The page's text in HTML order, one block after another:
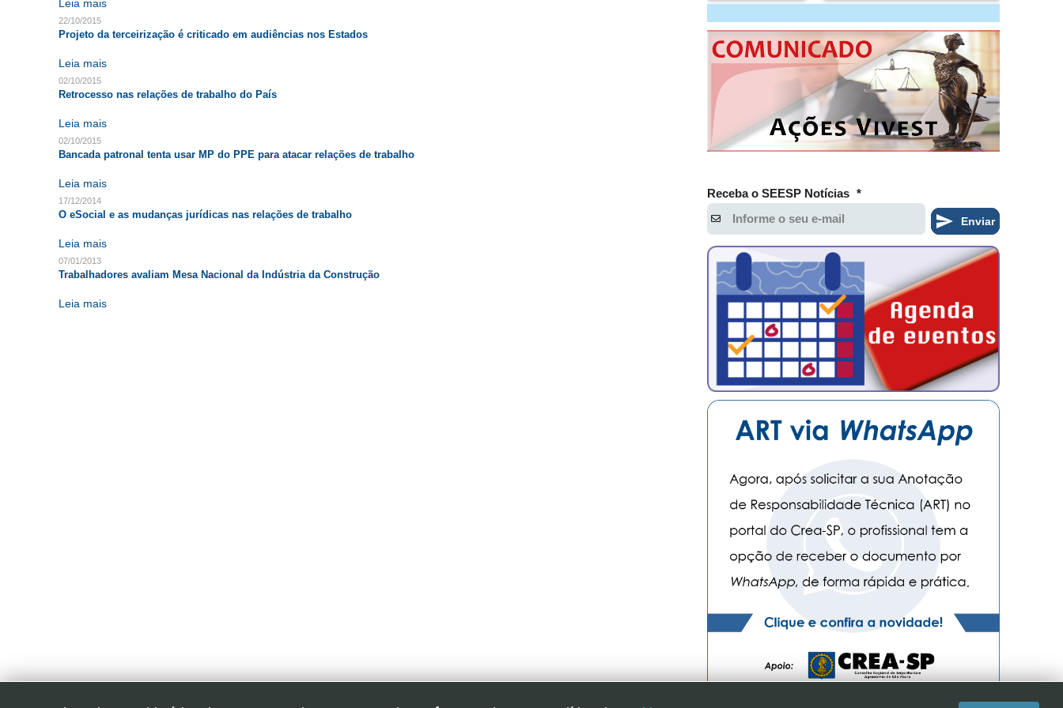
Leia mais
22/10/2015
Projeto da terceirização é criticado em audiências nos Estados
Leia mais
02/10/2015
Retrocesso nas relações de trabalho do País
Leia mais
02/10/2015
Bancada patronal tenta usar MP do PPE para atacar relações de trabalho
Leia mais
17/12/2014
O eSocial e as mudanças jurídicas nas relações de trabalho
Leia mais
07/01/2013
Trabalhadores avaliam Mesa Nacional da Indústria da Construção
Leia mais
Receba o SEESP Notícias *
Enviar